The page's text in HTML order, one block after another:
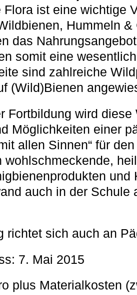
Flora ist eine wichtige
Hummeln
das
somit eine
sind zahlreiche
(Wild)Bienen
Fortbildung wird
Möglichkeiten einer
allen Sinnen“ für
wohlschmeckende,
und
auch in der Schule
richtet sich auch an
7. Mai 2015
plus Materialkosten